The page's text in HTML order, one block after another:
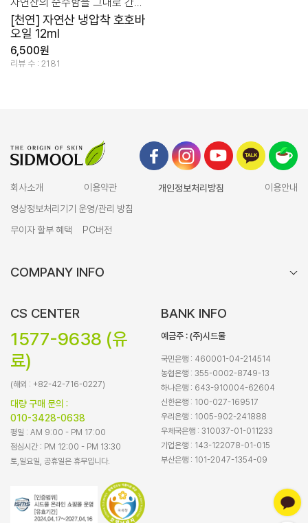
[천연] 자연산 냉압착 호호바
오일 12ml
6,500원
리뷰 수 : 2181
회사소개 이용약관 개인정보처리방침
이용안내
영상정보처리기기 운영/관리 방침
무이자 할부 혜택
PC버전
COMPANY INFO
CS CENTER
1577-9638 (유
료)
(해외 : +82-42-716-0227)
대량 구매 문의 :
010-3428-0638
평일 : AM 9:00 - PM 17:00
점심시간 : PM 12:00 - PM 13:30
토,일요일, 공휴일은 휴무입니다.
BANK INFO
예금주 : (주)시드물
국민은행 : 460001-04-214514
농협은행 : 355-0002-8749-13
하나은행 : 643-910004-62604
신한은행 : 100-027-169517
우리은행 : 1005-902-241888
우체국은행 : 310037-01-011233
기업은행 : 143-122078-01-015
부산은행 : 101-2047-1354-09